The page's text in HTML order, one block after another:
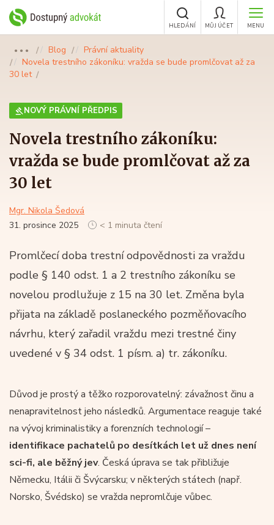
MENU
MŮJ ÚČET
HLEDÁNÍ
●●● Blog
Právní aktuality
Novela trestního zákoníku: vražda se bude promlčovat až za
30 let
NOVÝ PRÁVNÍ PŘEDPIS
Novela trestního zákoníku:
vražda se bude promlčovat až za
30 let
Mgr. Nikola Šedová
31. prosince 2025
< 1 minuta čtení
Promlčecí doba trestní odpovědnosti za vraždu
podle § 140 odst. 1 a 2 trestního zákoníku se
novelou prodlužuje z 15 na 30 let. Změna byla
přijata na základě poslaneckého pozměňovacího
návrhu, který zařadil vraždu mezi trestné činy
uvedené v § 34 odst. 1 písm. a) tr. zákoníku.
Důvod je prostý a těžko rozporovatelný: závažnost činu a
nenapravitelnost jeho následků. Argumentace reaguje také
na vývoj kriminalistiky a forenzních technologií –
identifikace pachatelů po desítkách let už dnes není
sci-fi, ale běžný jev. Česká úprava se tak přibližuje
Německu, Itálii či Švýcarsku; v některých státech (např.
Norsko, Švédsko) se vražda nepromlčuje vůbec.